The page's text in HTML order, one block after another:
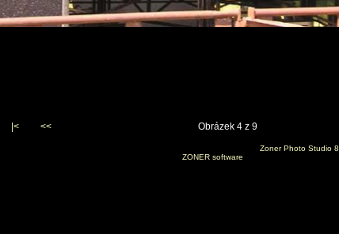
|< << Obrázek 4 z 9
Zoner Photo Studio 8
ZONER software